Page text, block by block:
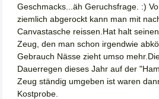
Geschmacks...äh Geruchsfrage. :)
ziemlich abgerockt kann man mit
Canvastasche reissen.Hat halt
Zeug, den man schon irgendwie
Gebrauch Nässe zieht umso
Dauerregen dieses Jahr auf der
Zeug ständig umgeben ist waren
Kostprobe.